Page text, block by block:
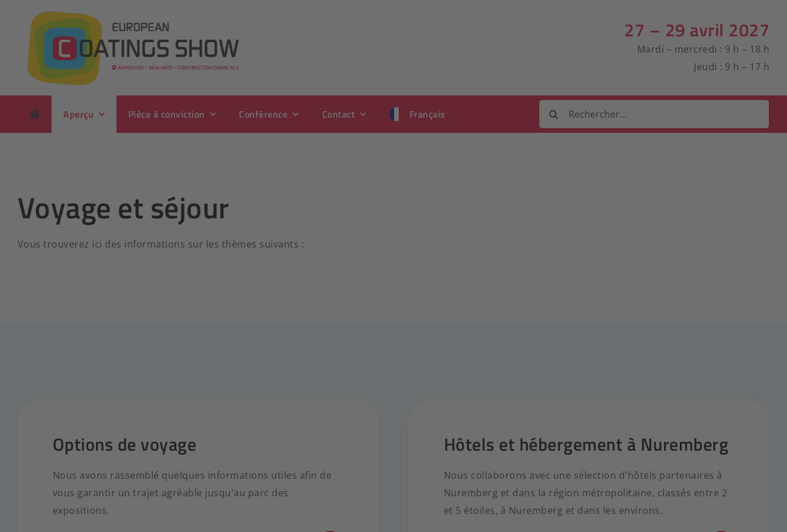
contenu
27 – 29 avril 2027
Mardi – mercredi : 9 h – 18 h
Jeudi : 9 h – 17 h
Aperçu Pièce à conviction Conférence Contact Français
Rechercher
:
Voyage et séjour
Vous trouverez ici des informations sur les thèmes suivants :
Options de voyage
Nous avons rassemblé quelques informations utiles afin de
vous garantir un trajet agréable jusqu'au parc des
expositions.
Hôtels et hébergement à Nuremberg
Nous collaborons avec une sélection d'hôtels partenaires à
Nuremberg et dans la région métropolitaine, classés entre 2
et 5 étoiles, à Nuremberg et dans les environs.